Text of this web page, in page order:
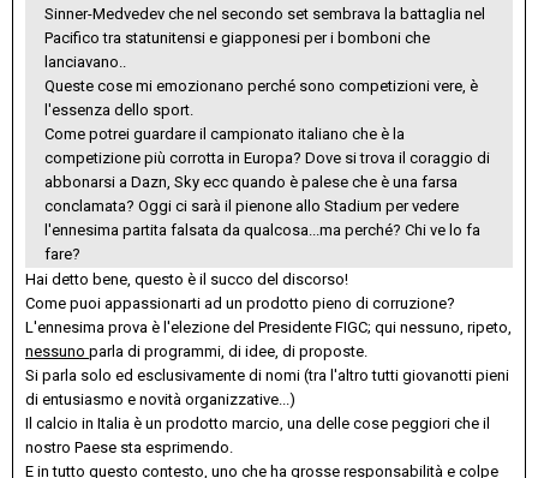
Sinner-Medvedev che nel secondo set sembrava la battaglia nel
Pacifico tra statunitensi e giapponesi per i bomboni che
lanciavano..
Queste cose mi emozionano perché sono competizioni vere, è
l'essenza dello sport.
Come potrei guardare il campionato italiano che è la
competizione più corrotta in Europa? Dove si trova il coraggio di
abbonarsi a Dazn, Sky ecc quando è palese che è una farsa
conclamata? Oggi ci sarà il pienone allo Stadium per vedere
l'ennesima partita falsata da qualcosa...ma perché? Chi ve lo fa
fare?
Hai detto bene, questo è il succo del discorso!
Come puoi appassionarti ad un prodotto pieno di corruzione?
L'ennesima prova è l'elezione del Presidente FIGC; qui nessuno, ripeto,
nessuno parla di programmi, di idee, di proposte.
Si parla solo ed esclusivamente di nomi (tra l'altro tutti giovanotti pieni
di entusiasmo e novità organizzative...)
Il calcio in Italia è un prodotto marcio, una delle cose peggiori che il
nostro Paese sta esprimendo.
E in tutto questo contesto, uno che ha grosse responsabilità e colpe